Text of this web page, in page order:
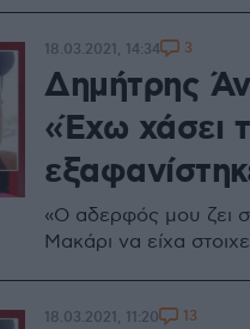
Δημήτρης
«Έχω χάσει
«Ο αδερφός μου ζει
Μακάρι να είχα
18.03.2021, 14:34 3
18.03.2021, 11:20 13